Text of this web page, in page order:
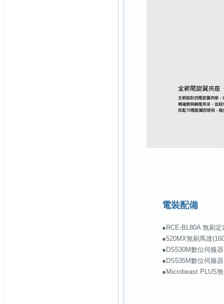
電裝配備
●RCE-BL80A 無刷
●520MX無刷馬達
●DS530M數位伺服
●DS535M數位伺服
●Microbeast PLUS